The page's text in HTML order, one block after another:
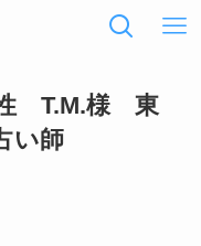
性 T.M.様 東
い師